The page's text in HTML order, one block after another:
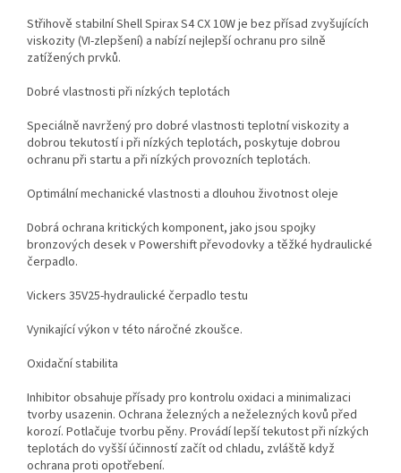
Střihově stabilní Shell Spirax S4 CX 10W je bez přísad zvyšujících
viskozity (VI-zlepšení) a nabízí nejlepší ochranu pro silně
zatížených prvků.
Dobré vlastnosti při nízkých teplotách
Speciálně navržený pro dobré vlastnosti teplotní viskozity a
dobrou tekutostí i při nízkých teplotách, poskytuje dobrou
ochranu při startu a při nízkých provozních teplotách.
Optimální mechanické vlastnosti a dlouhou životnost oleje
Dobrá ochrana kritických komponent, jako jsou spojky
bronzových desek v Powershift převodovky a těžké hydraulické
čerpadlo.
Vickers 35V25-hydraulické čerpadlo testu
Vynikající výkon v této náročné zkoušce.
Oxidační stabilita
Inhibitor obsahuje přísady pro kontrolu oxidaci a minimalizaci
tvorby usazenin. Ochrana železných a neželezných kovů před
korozí. Potlačuje tvorbu pěny. Provádí lepší tekutost při nízkých
teplotách do vyšší účinností začít od chladu, zvláště když
ochrana proti opotřebení.